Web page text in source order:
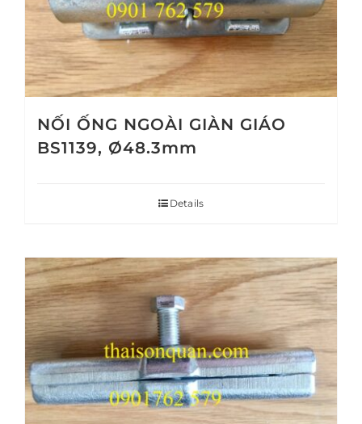
NỐI ỐNG NGOÀI GIÀN GIÁO
BS1139, Ø48.3mm
Details